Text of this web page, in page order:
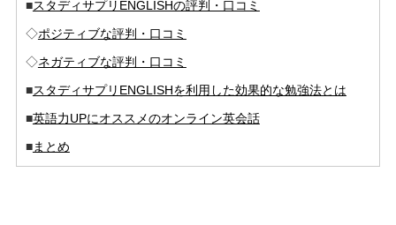
■スタディサプリENGLISHの評判・口コミ
◇ポジティブな評判・口コミ
◇ネガティブな評判・口コミ
■スタディサプリENGLISHを利用した効果的な勉強法とは
■英語力UPにオススメのオンライン英会話
■まとめ